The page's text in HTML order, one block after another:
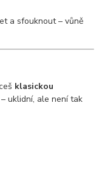
a sfouknout – vůně
klasickou
– uklidní, ale není tak